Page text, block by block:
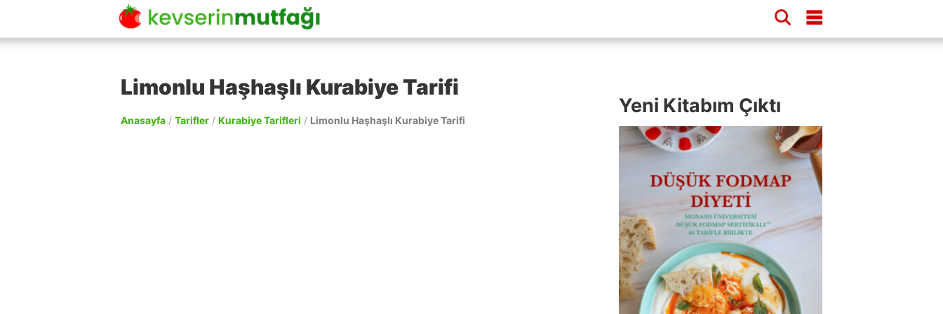
Limonlu Haşhaşlı Kurabiye Tarifi
Anasayfa / Tarifler / Kurabiye Tarifleri / Limonlu Haşhaşlı Kurabiye Tarifi
Yeni Kitabım Çıktı